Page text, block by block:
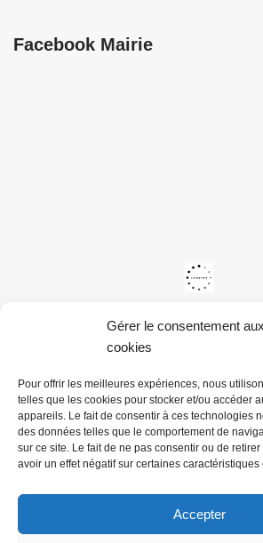
Gérer le consentement aux
cookies
Pour offrir les meilleures expériences, nous
telles que les cookies pour stocker et/ou accéder
appareils. Le fait de consentir à ces technologies
des données telles que le comportement de
sur ce site. Le fait de ne pas consentir ou de
avoir un effet négatif sur certaines caractéristiques
Accepter
Facebook Mairie